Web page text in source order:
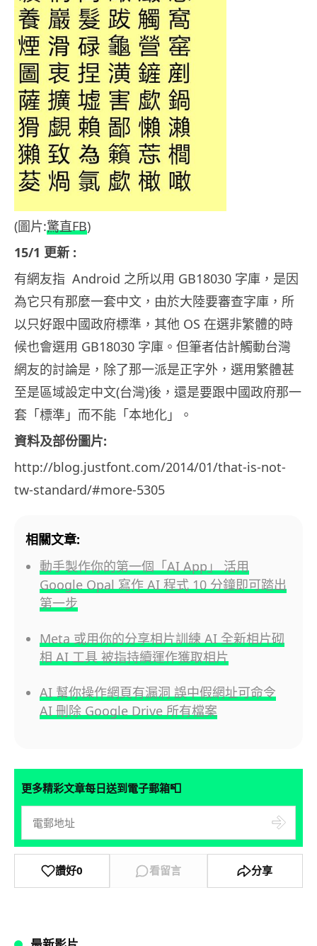
(圖片:驚直FB)
15/1 更新 :
有網友指 Android 之所以用 GB18030 字庫，是因
為它只有那麼一套中文，由於大陸要審查字庫，所
以只好跟中國政府標準，其他 OS 在選非繁體的時
候也會選用 GB18030 字庫。但筆者估計觸動台灣
網友的討論是，除了那一派是正字外，選用繁體甚
至是區域設定中文(台灣)後，還是要跟中國政府那一
套「標準」而不能「本地化」。
資料及部份圖片:
http://blog.justfont.com/2014/01/that-is-not-
tw-standard/#more-5305
相關文章:
動手製作你的第一個「AI App」 活用
Google Opal 寫作 AI 程式 10 分鐘即可踏出
第一步
Meta 或用你的分享相片訓練 AI 全新相片砌
相 AI 工具 被指持續運作獲取相片
AI 幫你操作網頁有漏洞 誤中假網址可命令
AI 刪除 Google Drive 所有檔案
更多精彩文章每日送到電子郵箱📮
讚好0 看留言 分享